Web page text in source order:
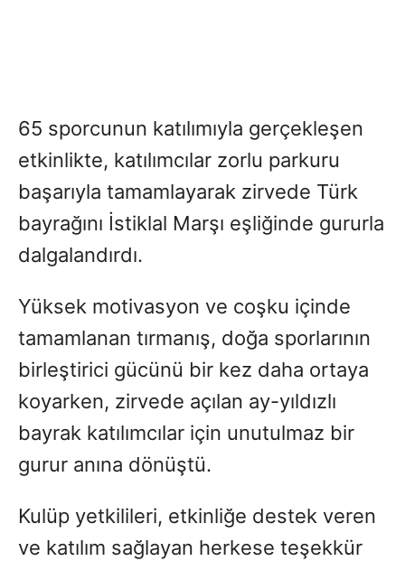
65 sporcunun katılımıyla gerçekleşen
etkinlikte, katılımcılar zorlu parkuru
başarıyla tamamlayarak zirvede Türk
bayrağını İstiklal Marşı eşliğinde gururla
dalgalandırdı.
Yüksek motivasyon ve coşku içinde
tamamlanan tırmanış, doğa sporlarının
birleştirici gücünü bir kez daha ortaya
koyarken, zirvede açılan ay-yıldızlı
bayrak katılımcılar için unutulmaz bir
gurur anına dönüştü.
Kulüp yetkilileri, etkinliğe destek veren
ve katılım sağlayan herkese teşekkür